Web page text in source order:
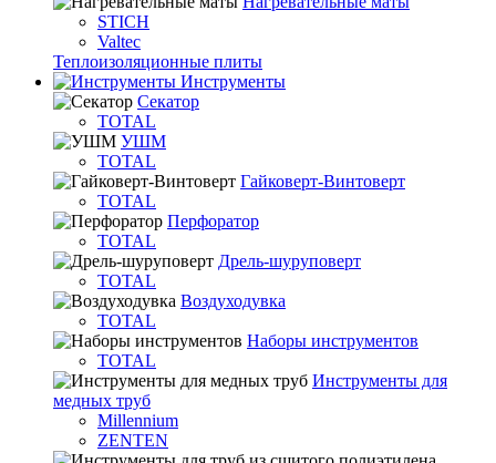
STICH
Valtec
Теплоизоляционные плиты
Инструменты
Секатор
TOTAL
УШМ
TOTAL
Гайковерт-Винтоверт
TOTAL
Перфоратор
TOTAL
Дрель-шуруповерт
TOTAL
Воздуходувка
TOTAL
Наборы инструментов
TOTAL
Инструменты для
медных труб
Millennium
ZENTEN